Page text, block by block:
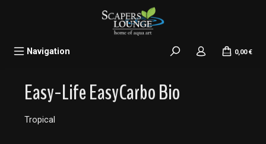
Navigation 0,00 €
Easy-Life EasyCarbo Bio
Tropical